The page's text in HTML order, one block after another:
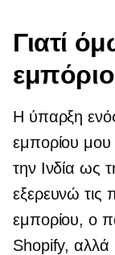
Γιατί
Η ύπαρξη
εμπορίου μου
την Ινδία ως
εξερευνώ τις
εμπορίου, ο
Shopify, αλλά